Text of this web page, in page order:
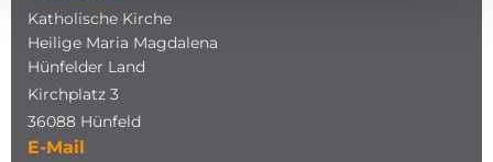
Katholische Kirche
Heilige Maria Magdalena
Hünfelder Land
Kirchplatz 3
36088 Hünfeld
E-Mail